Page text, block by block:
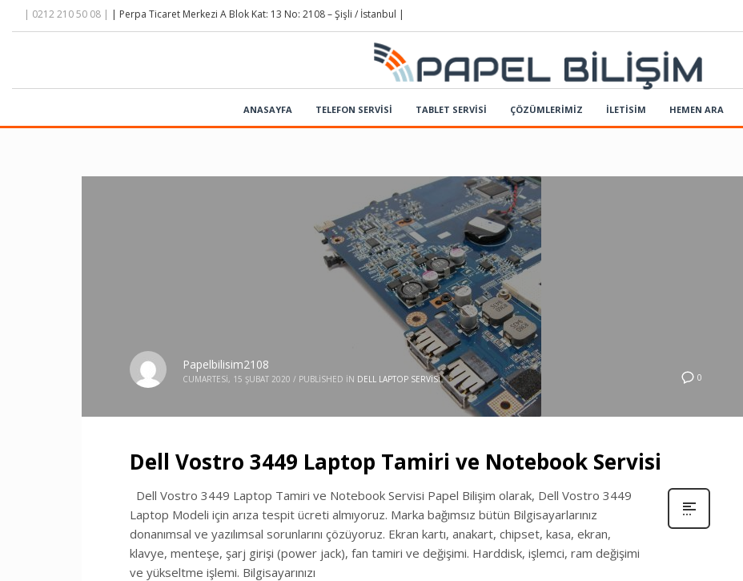
| 0212 210 50 08 | | Perpa Ticaret Merkezi A Blok Kat: 13 No: 2108 – Şişli / İstanbul |
ANASAYFA TELEFON SERVİSİ TABLET SERVİSİ ÇÖZÜMLERIMIZ İLETİSİM HEMEN ARA
0
Papelbilisim2108
CUMARTESI, 15 ŞUBAT 2020 / PUBLISHED IN DELL LAPTOP SERVISI
Dell Vostro 3449 Laptop Tamiri ve Notebook Servisi
Dell Vostro 3449 Laptop Tamiri ve Notebook Servisi Papel Bilişim olarak, Dell Vostro 3449
Laptop Modeli için arıza tespit ücreti almıyoruz. Marka bağımsız bütün Bilgisayarlarınız
donanımsal ve yazılımsal sorunlarını çözüyoruz. Ekran kartı, anakart, chipset, kasa, ekran,
klavye, menteşe, şarj girişi (power jack), fan tamiri ve değişimi. Harddisk, işlemci, ram değişimi
ve yükseltme işlemi. Bilgisayarınızı